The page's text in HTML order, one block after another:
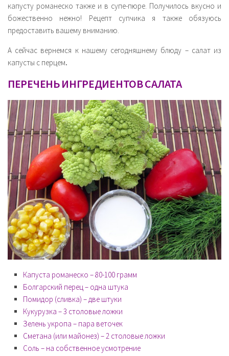
капусту романеско также и в супе-пюре. Получилось вкусно и
божественно нежно! Рецепт супчика я также обязуюсь
предоставить вашему вниманию.
А сейчас вернемся к нашему сегодняшнему блюду – салат из
капусты с перцем.
ПЕРЕЧЕНЬ ИНГРЕДИЕНТОВ САЛАТА
Капуста романеско – 80-100 грамм
Болгарский перец – одна штука
Помидор (сливка) – две штуки
Кукурузка – 3 столовые ложки
Зелень укропа – пара веточек
Сметана (или майонез) – 2 столовые ложки
Соль – на собственное усмотрение